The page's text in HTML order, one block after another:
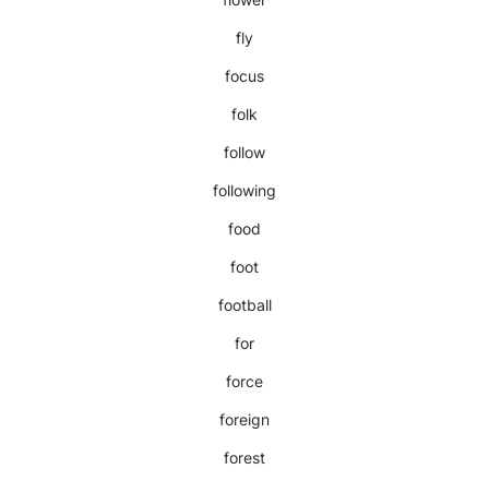
fly
focus
folk
follow
following
food
foot
football
for
force
foreign
forest